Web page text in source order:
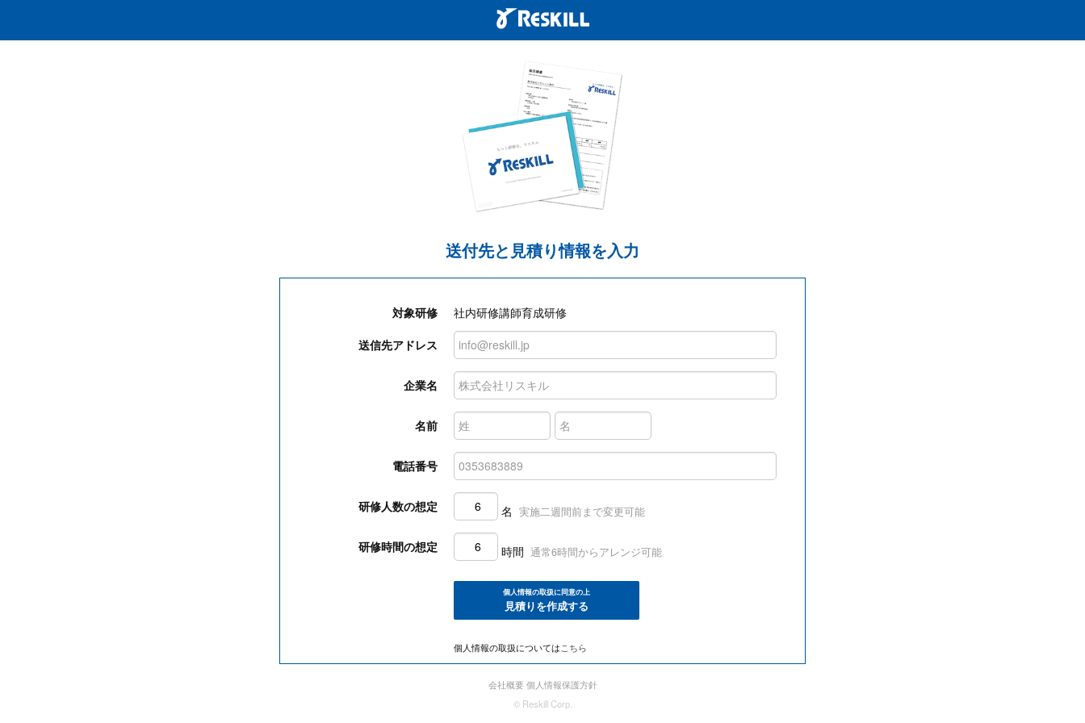
送付先と見積り情報を入力
対象研修
社内研修講師育成研修
送信先アドレス
企業名
名前
電話番号
研修人数の想定 名 実施二週間前まで変更可能
研修時間の想定 時間 通常6時間からアレンジ可能
個人情報の取扱に同意の上
見積りを作成する
個人情報の取扱についてはこちら
会社概要 個人情報保護方針
© Reskill Corp.